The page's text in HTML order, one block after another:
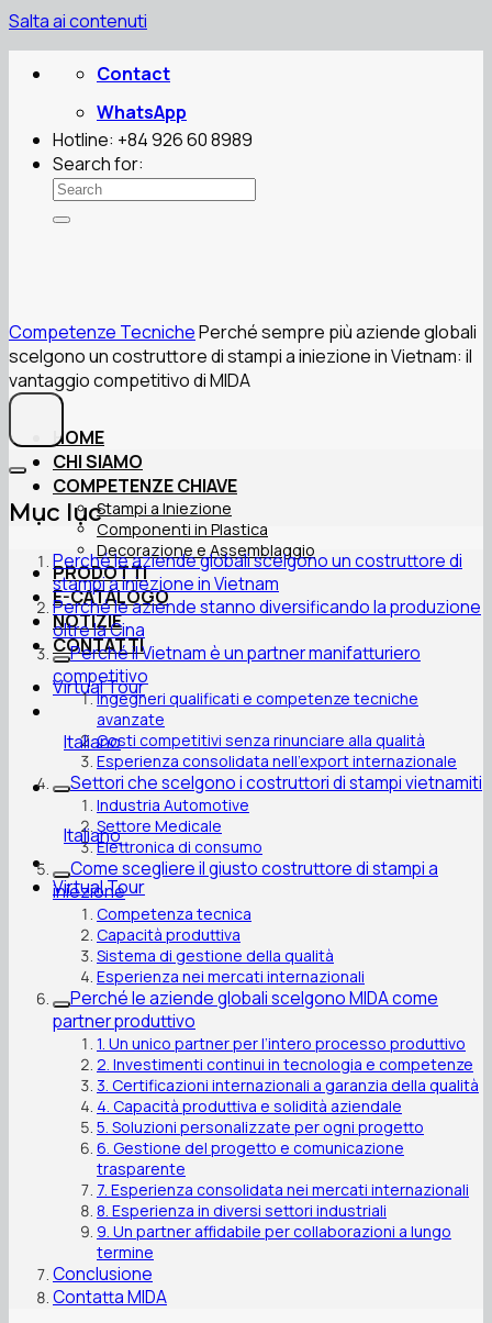
Salta ai contenuti
Contact
WhatsApp
Hotline: +84 926 60 8989
Search for:
HOME
CHI SIAMO
COMPETENZE CHIAVE
Stampi a Iniezione
Componenti in Plastica
Decorazione e Assemblaggio
PRODOTTI
E-CATALOGO
NOTIZIE
CONTATTI
Virtual Tour
Italiano
Italiano
Virtual Tour
Competenze TecnichePerché sempre più aziende globali
scelgono un costruttore di stampi a iniezione in Vietnam: il
vantaggio competitivo di MIDA
Mục lục
Perché le aziende globali scelgono un costruttore di
stampi a iniezione in Vietnam
Perché le aziende stanno diversificando la produzione
oltre la Cina
Perché il Vietnam è un partner manifatturiero
competitivo
Ingegneri qualificati e competenze tecniche
avanzate
Costi competitivi senza rinunciare alla qualità
Esperienza consolidata nell’export internazionale
Settori che scelgono i costruttori di stampi vietnamiti
Industria Automotive
Settore Medicale
Elettronica di consumo
Come scegliere il giusto costruttore di stampi a
iniezione
Competenza tecnica
Capacità produttiva
Sistema di gestione della qualità
Esperienza nei mercati internazionali
Perché le aziende globali scelgono MIDA come
partner produttivo
1. Un unico partner per l’intero processo produttivo
2. Investimenti continui in tecnologia e competenze
3. Certificazioni internazionali a garanzia della qualità
4. Capacità produttiva e solidità aziendale
5. Soluzioni personalizzate per ogni progetto
6. Gestione del progetto e comunicazione
trasparente
7. Esperienza consolidata nei mercati internazionali
8. Esperienza in diversi settori industriali
9. Un partner affidabile per collaborazioni a lungo
termine
Conclusione
Contatta MIDA